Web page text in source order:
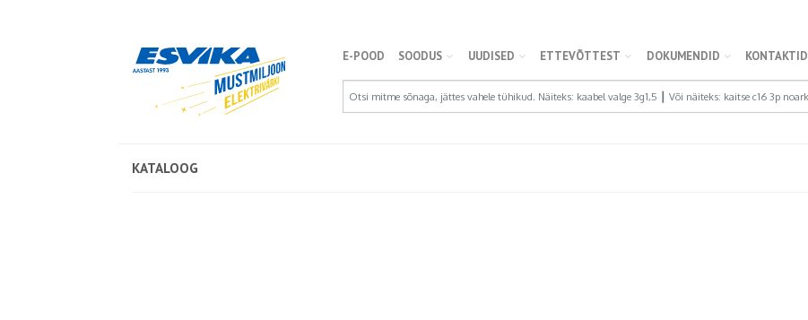
E-POOD SOODUS UUDISED ETTEVÕTTEST DOKUMENDID KONTAKTID
KATALOOG